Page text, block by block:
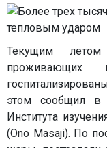
Текущим
этом сообщил в
Института
(Ono Masaji). По